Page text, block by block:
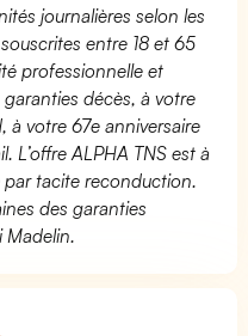
journalières selon les
entre 18 et 65
professionnelle et
décès, à votre
à votre 67e anniversaire
L’offre ALPHA TNS est à
tacite reconduction.
des garanties
Madelin.